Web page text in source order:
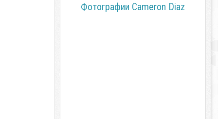
Фотографии Cameron Diaz